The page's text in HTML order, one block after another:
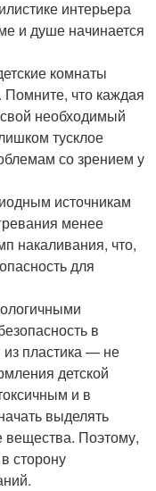
интерьера
и душе начинается
комнаты
что каждая
необходимый
тусклое
со зрением у
источникам
менее
накаливания, что,
для
в
пластика — не
детской
и в
выделять
Поэтому,
сторону